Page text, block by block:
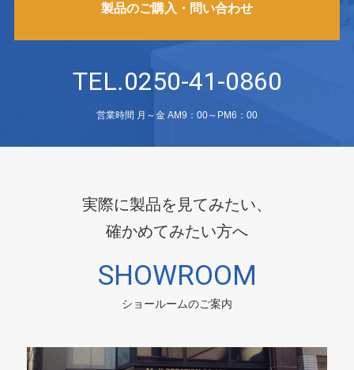
製品のご購入・問い合わせ
TEL.0250-41-0860
営業時間 月～金 AM9：00～PM6：00
実際に製品を見てみたい、
確かめてみたい方へ
SHOWROOM
ショールームのご案内